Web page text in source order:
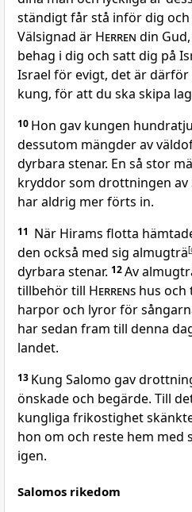
ständigt får stå inför dig
Välsignad är Herren din
behag i dig och satt dig på
Israel för evigt, det är
kung, för att du ska skipa
10 Hon gav kungen
dessutom mängder av
dyrbara stenar. En så stor
kryddor som drottningen av
har aldrig mer förts in.
11 När Hirams flotta
den också med sig almugträ[
dyrbara stenar. 12Av
tillbehör till Herrens hus och
harpor och lyror för
har sedan fram till denna
landet.
13 Kung Salomo gav
önskade och begärde. Till
kungliga frikostighet
hon om och reste hem med
igen.
Salomos rikedom